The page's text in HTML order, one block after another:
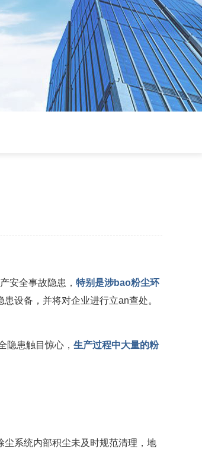
安全事故隐患，特别是涉bao粉尘环
设备，并将对企业进行立an查处。
隐患触目惊心，生产过程中大量的粉
尘系统内部积尘未及时规范清理，地